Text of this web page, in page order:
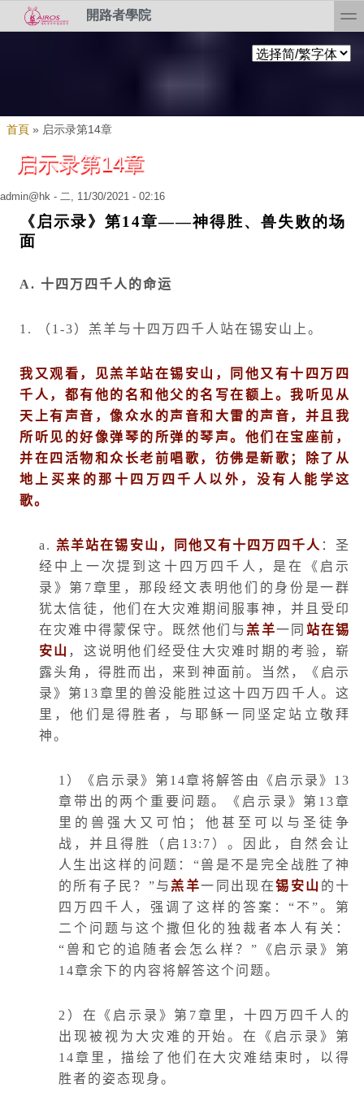
移至主內容
Skip to search
開路者學院
您在這裡
首頁 » 启示录第14章
启示录第14章
admin@hk - 二, 11/30/2021 - 02:16
《启示录》第14章——神得胜、兽失败的场
面
A. 十四万四千人的命运
1. （ 1-3）羔羊与十四万四千人站在锡安山上。
我又观看，见羔羊站在锡安山，同他又有十四万四
千人，都有他的名和他父的名写在额上。我听见从
天上有声音，像众水的声音和大雷的声音，并且我
所听见的好像弹琴的所弹的琴声。他们在宝座前，
并在四活物和众长老前唱歌，彷佛是新歌；除了从
地上买来的那十四万四千人以外，没有人能学这
歌。
a. 羔羊站在锡安山，同他又有十四万四千人 ：圣
经中上一次提到这十四万四千人，是在《启示
录》第 7章里，那段经文表明他们的身份是一群
犹太信徒，他们在大灾难期间服事神，并且受印
在灾难中得蒙保守。既然他们与羔羊一同 站在锡
安山 ，这说明他们经受住大灾难时期的考验，崭
露头角，得胜而出，来到神面前。当然，《启示
录》第13章里的兽没能胜过这十四万四千人。这
里，他们是得胜者，与耶稣一同坚定站立敬拜
神。
1 ）《启示录》第14章将解答由《启示录》 13
章带出的两个重要问题。《启示录》第 13章
里的兽强大又可怕；他甚至可以与圣徒争
战，并且得胜（启 13:7 ）。因此，自然会让
人生出这样的问题：“兽是不是完全战胜了神
的所有子民？”与羔羊一同出现在锡安山 的十
四万四千人，强调了这样的答案：“不”。第
二个问题与这个撒但化的独裁者本人有关：
“兽和它的追随者会怎么样？”《启示录》第
14章余下的内容将解答这个问题。
2 ）在《启示录》第 7章里，十四万四千人的
出现被视为大灾难的开始。在《启示录》第
14章里，描绘了他们在大灾难结束时，以得
胜者的姿态现身。